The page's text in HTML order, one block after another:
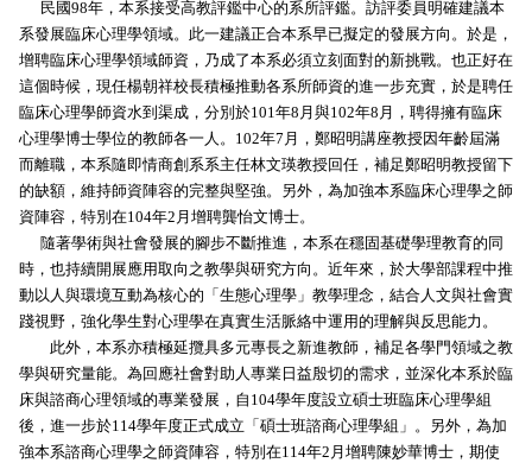
民國98年，本系接受高教評鑑中心的系所評鑑。訪評委員明確建議本
系發展臨床心理學領域。此一建議正合本系早已擬定的發展方向。於是，
增聘臨床心理學領域師資，乃成了本系必須立刻面對的新挑戰。也正好在
這個時候，現任楊朝祥校長積極推動各系所師資的進一步充實，於是聘任
臨床心理學師資水到渠成，分別於101年8月與102年8月，聘得擁有臨床
心理學博士學位的教師各一人。102年7月，鄭昭明講座教授因年齡屆滿
而離職，本系隨即情商創系系主任林文瑛教授回任，補足鄭昭明教授留下
的缺額，維持師資陣容的完整與堅強。另外，為加強本系臨床心理學之師
資陣容，特別在104年2月增聘龔怡文博士。
隨著學術與社會發展的腳步不斷推進，本系在穩固基礎學理教育的同
時，也持續開展應用取向之教學與研究方向。近年來，於大學部課程中推
動以人與環境互動為核心的「生態心理學」教學理念，結合人文與社會實
踐視野，強化學生對心理學在真實生活脈絡中運用的理解與反思能力。
此外，本系亦積極延攬具多元專長之新進教師，補足各學門領域之教
學與研究量能。為回應社會對助人專業日益殷切的需求，並深化本系於臨
床與諮商心理領域的專業發展，自104學年度設立碩士班臨床心理學組
後，進一步於114學年度正式成立「碩士班諮商心理學組」。另外，為加
強本系諮商心理學之師資陣容，特別在114年2月增聘陳妙華博士，期使